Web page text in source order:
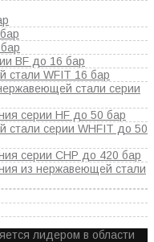
BF до 16 бар
стали WFIT 16 бар
стали серии
серии HF до 50 бар
стали серии WHFIT до 50
серии CHP до 420 бар
из нержавеющей стали
лидером в области